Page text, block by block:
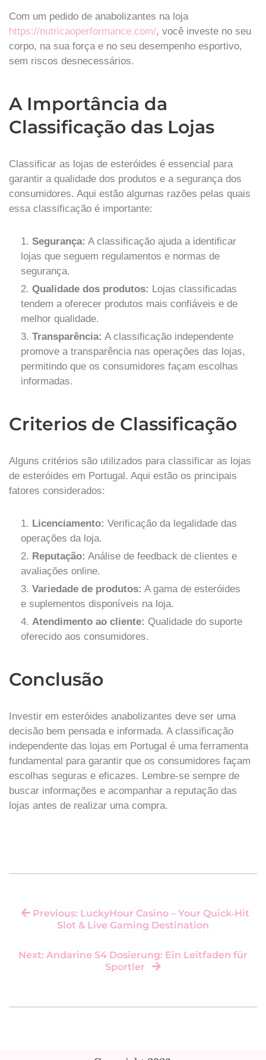
Com um pedido de anabolizantes na loja
https://nutricaoperformance.com/, você investe no seu
corpo, na sua força e no seu desempenho esportivo,
sem riscos desnecessários.
A Importância da
Classificação das Lojas
Classificar as lojas de esteróides é essencial para
garantir a qualidade dos produtos e a segurança dos
consumidores. Aqui estão algumas razões pelas quais
essa classificação é importante:
Segurança: A classificação ajuda a identificar
lojas que seguem regulamentos e normas de
segurança.
Qualidade dos produtos: Lojas classificadas
tendem a oferecer produtos mais confiáveis e de
melhor qualidade.
Transparência: A classificação independente
promove a transparência nas operações das lojas,
permitindo que os consumidores façam escolhas
informadas.
Criterios de Classificação
Alguns critérios são utilizados para classificar as lojas
de esteróides em Portugal. Aqui estão os principais
fatores considerados:
Licenciamento: Verificação da legalidade das
operações da loja.
Reputação: Análise de feedback de clientes e
avaliações online.
Variedade de produtos: A gama de esteróides
e suplementos disponíveis na loja.
Atendimento ao cliente: Qualidade do suporte
oferecido aos consumidores.
Conclusão
Investir em esteróides anabolizantes deve ser uma
decisão bem pensada e informada. A classificação
independente das lojas em Portugal é uma ferramenta
fundamental para garantir que os consumidores façam
escolhas seguras e eficazes. Lembre-se sempre de
buscar informações e acompanhar a reputação das
lojas antes de realizar uma compra.
Previous: LuckyHour Casino – Your Quick‑Hit
Slot & Live Gaming Destination
Next: Andarine S4 Dosierung: Ein Leitfaden für
Sportler